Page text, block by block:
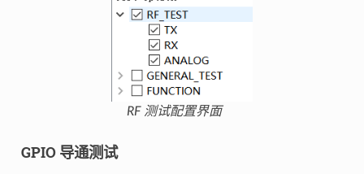
RF 测试配置界面
GPIO 导通测试